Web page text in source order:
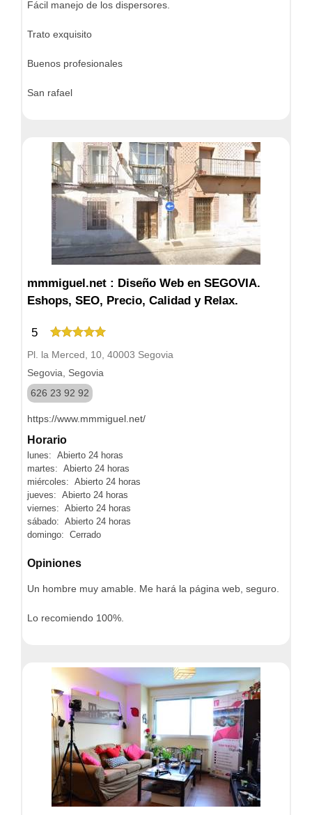
Fácil manejo de los dispersores.
Trato exquisito
Buenos profesionales
San rafael
mmmiguel.net : Diseño Web en SEGOVIA.
Eshops, SEO, Precio, Calidad y Relax.
5
Pl. la Merced, 10, 40003 Segovia
Segovia, Segovia
626 23 92 92
https://www.mmmiguel.net/
Horario
lunes: Abierto 24 horas
martes: Abierto 24 horas
miércoles: Abierto 24 horas
jueves: Abierto 24 horas
viernes: Abierto 24 horas
sábado: Abierto 24 horas
domingo: Cerrado
Opiniones
Un hombre muy amable. Me hará la página web, seguro.
Lo recomiendo 100%.